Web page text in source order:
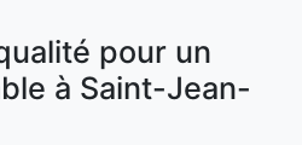
pour un
à Saint-Jean-